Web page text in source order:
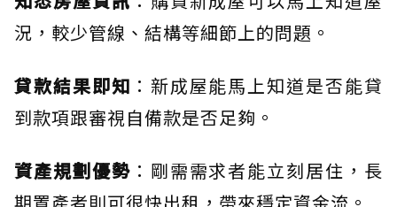
況，較少管線、結構等細節上的問題。
貸款結果即知 ：新成屋能馬上知道是否能貸
到款項跟審視自備款是否足夠。
資產規劃優勢 ：剛需需求者能立刻居住，長